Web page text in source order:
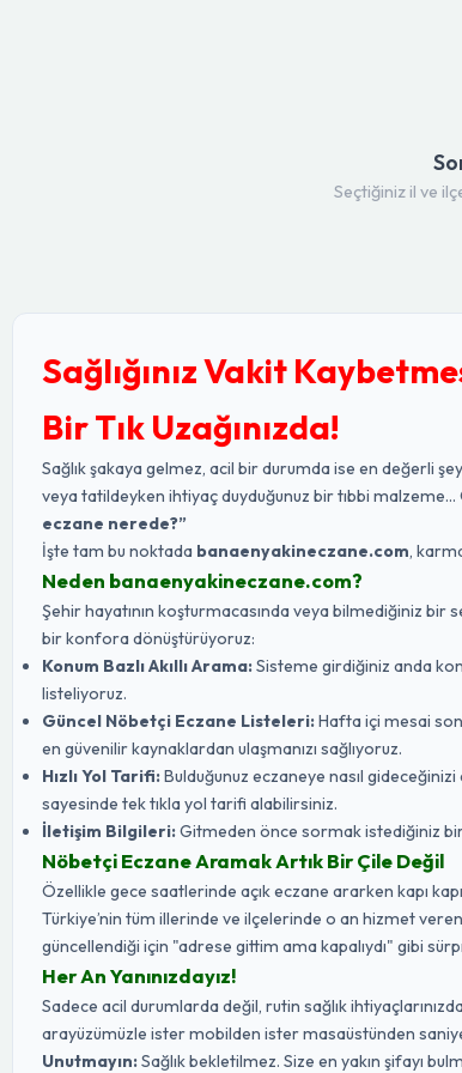
Seçtiğiniz il ve
Sağlığınız Vakit
Bir Tık Uzağınızda!
Sağlık şakaya gelmez, acil bir durumda ise en değerli
veya tatildeyken ihtiyaç duyduğunuz bir tıbbi
eczane nerede?”
İşte tam bu noktada banaenyakineczane.com,
Neden banaenyakineczane.com?
Şehir hayatının koşturmacasında veya bilmediğiniz
bir konfora dönüştürüyoruz:
Konum Bazlı Akıllı Arama:Sisteme girdiğiniz anda
listeliyoruz.
Güncel Nöbetçi Eczane Listeleri:Hafta içi mesai
en güvenilir kaynaklardan ulaşmanızı sağlıyoruz.
Hızlı Yol Tarifi:Bulduğunuz eczaneye nasıl
sayesinde tek tıkla yol tarifi alabilirsiniz.
İletişim Bilgileri:Gitmeden önce sormak istediğiniz
Nöbetçi Eczane Aramak Artık Bir Çile Değil
Özellikle gece saatlerinde açık eczane ararken kapı
Türkiye’nin tüm illerinde ve ilçelerinde o an hizmet
güncellendiği için "adrese gittim ama kapalıydı" gibi
Her An Yanınızdayız!
Sadece acil durumlarda değil, rutin sağlık
arayüzümüzle ister mobilden ister masaüstünden
Unutmayın:Sağlık bekletilmez. Size en yakın şifayı